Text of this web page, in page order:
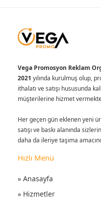
Vega Promosyon Reklam
2021 yılında kurulmuş olup,
ithalatı ve satışı hususunda
müşterilerine hizmet
Her geçen gün eklenen yeni
satışı ve baskı alanında
daha da ileriye taşıma
Hızlı Menü
» Anasayfa
» Hizmetler